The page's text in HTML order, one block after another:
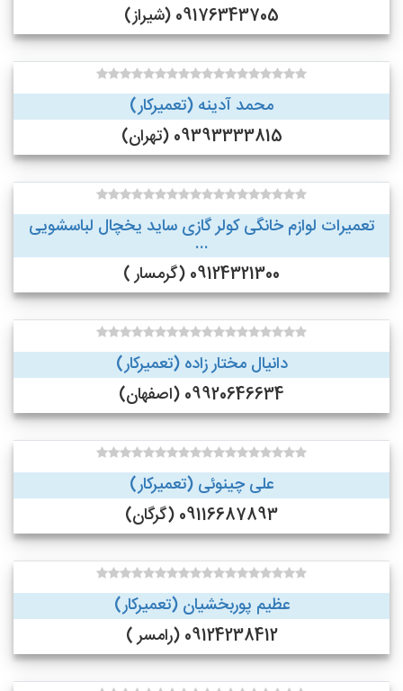
09176343705 (شیراز)
محمد آدینه (تعمیرکار)
09393333815 (تهران)
تعمیرات لوازم خانگی کولر گازی ساید یخچال لباسشویی
...
09124321300 (گرمسار )
دانیال مختار زاده (تعمیرکار)
09920646634 (اصفهان)
علی چینوئی (تعمیرکار)
09116687893 (گرگان)
عظیم پوربخشیان (تعمیرکار)
09124238412 (رامسر )